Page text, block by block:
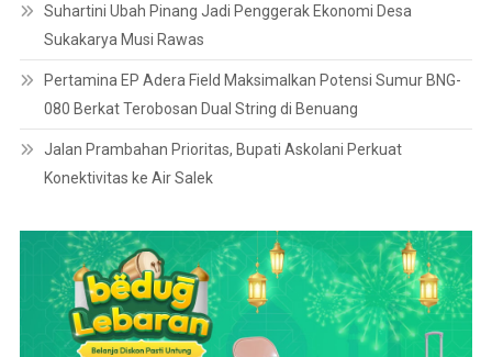
Suhartini Ubah Pinang Jadi Penggerak Ekonomi Desa
Sukakarya Musi Rawas
Pertamina EP Adera Field Maksimalkan Potensi Sumur BNG-
080 Berkat Terobosan Dual String di Benuang
Jalan Prambahan Prioritas, Bupati Askolani Perkuat
Konektivitas ke Air Salek